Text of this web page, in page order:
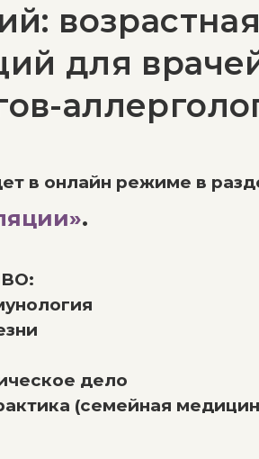
для
в онлайн режиме в
.
ВО:
дело
(семейная